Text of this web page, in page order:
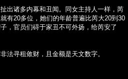
出诸多内幕和丑闻。同女主持人一样，芮
有20多位，她们的年龄普遍比芮大20到30
，官员们碍于家丑不可外扬，给芮安了
法寻租敛财，且金额是天文数字。